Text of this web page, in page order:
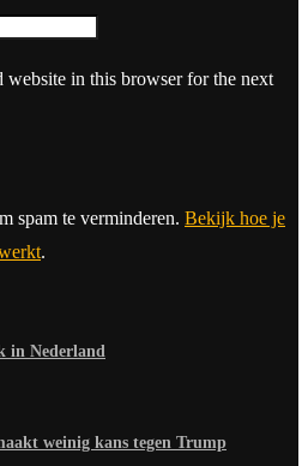
website in this browser for the next
spam te verminderen. Bekijk hoe je
.
in Nederland
weinig kans tegen Trump